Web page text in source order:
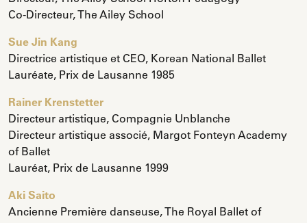
Co-Directeur, The Ailey School
Sue Jin Kang
Directrice artistique et CEO, Korean National Ballet
Lauréate, Prix de Lausanne 1985
Rainer Krenstetter
Directeur artistique, Compagnie Unblanche
Directeur artistique associé, Margot Fonteyn Academy
of Ballet
Lauréat, Prix de Lausanne 1999
Aki Saito
Ancienne Première danseuse, The Royal Ballet of